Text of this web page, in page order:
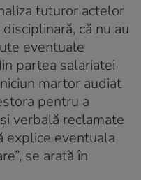
tuturor actelor
că nu au
eventuale
partea salariatei
martor audiat
pentru a
verbală reclamate
explice eventuala
se arată în